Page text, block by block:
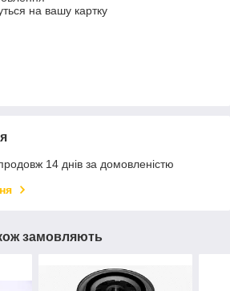
на вашу картку
14 днів за домовленістю
замовляють